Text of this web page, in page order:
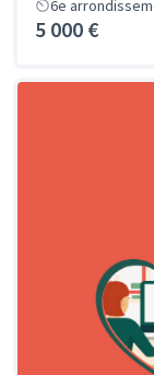
6e
5 000 €